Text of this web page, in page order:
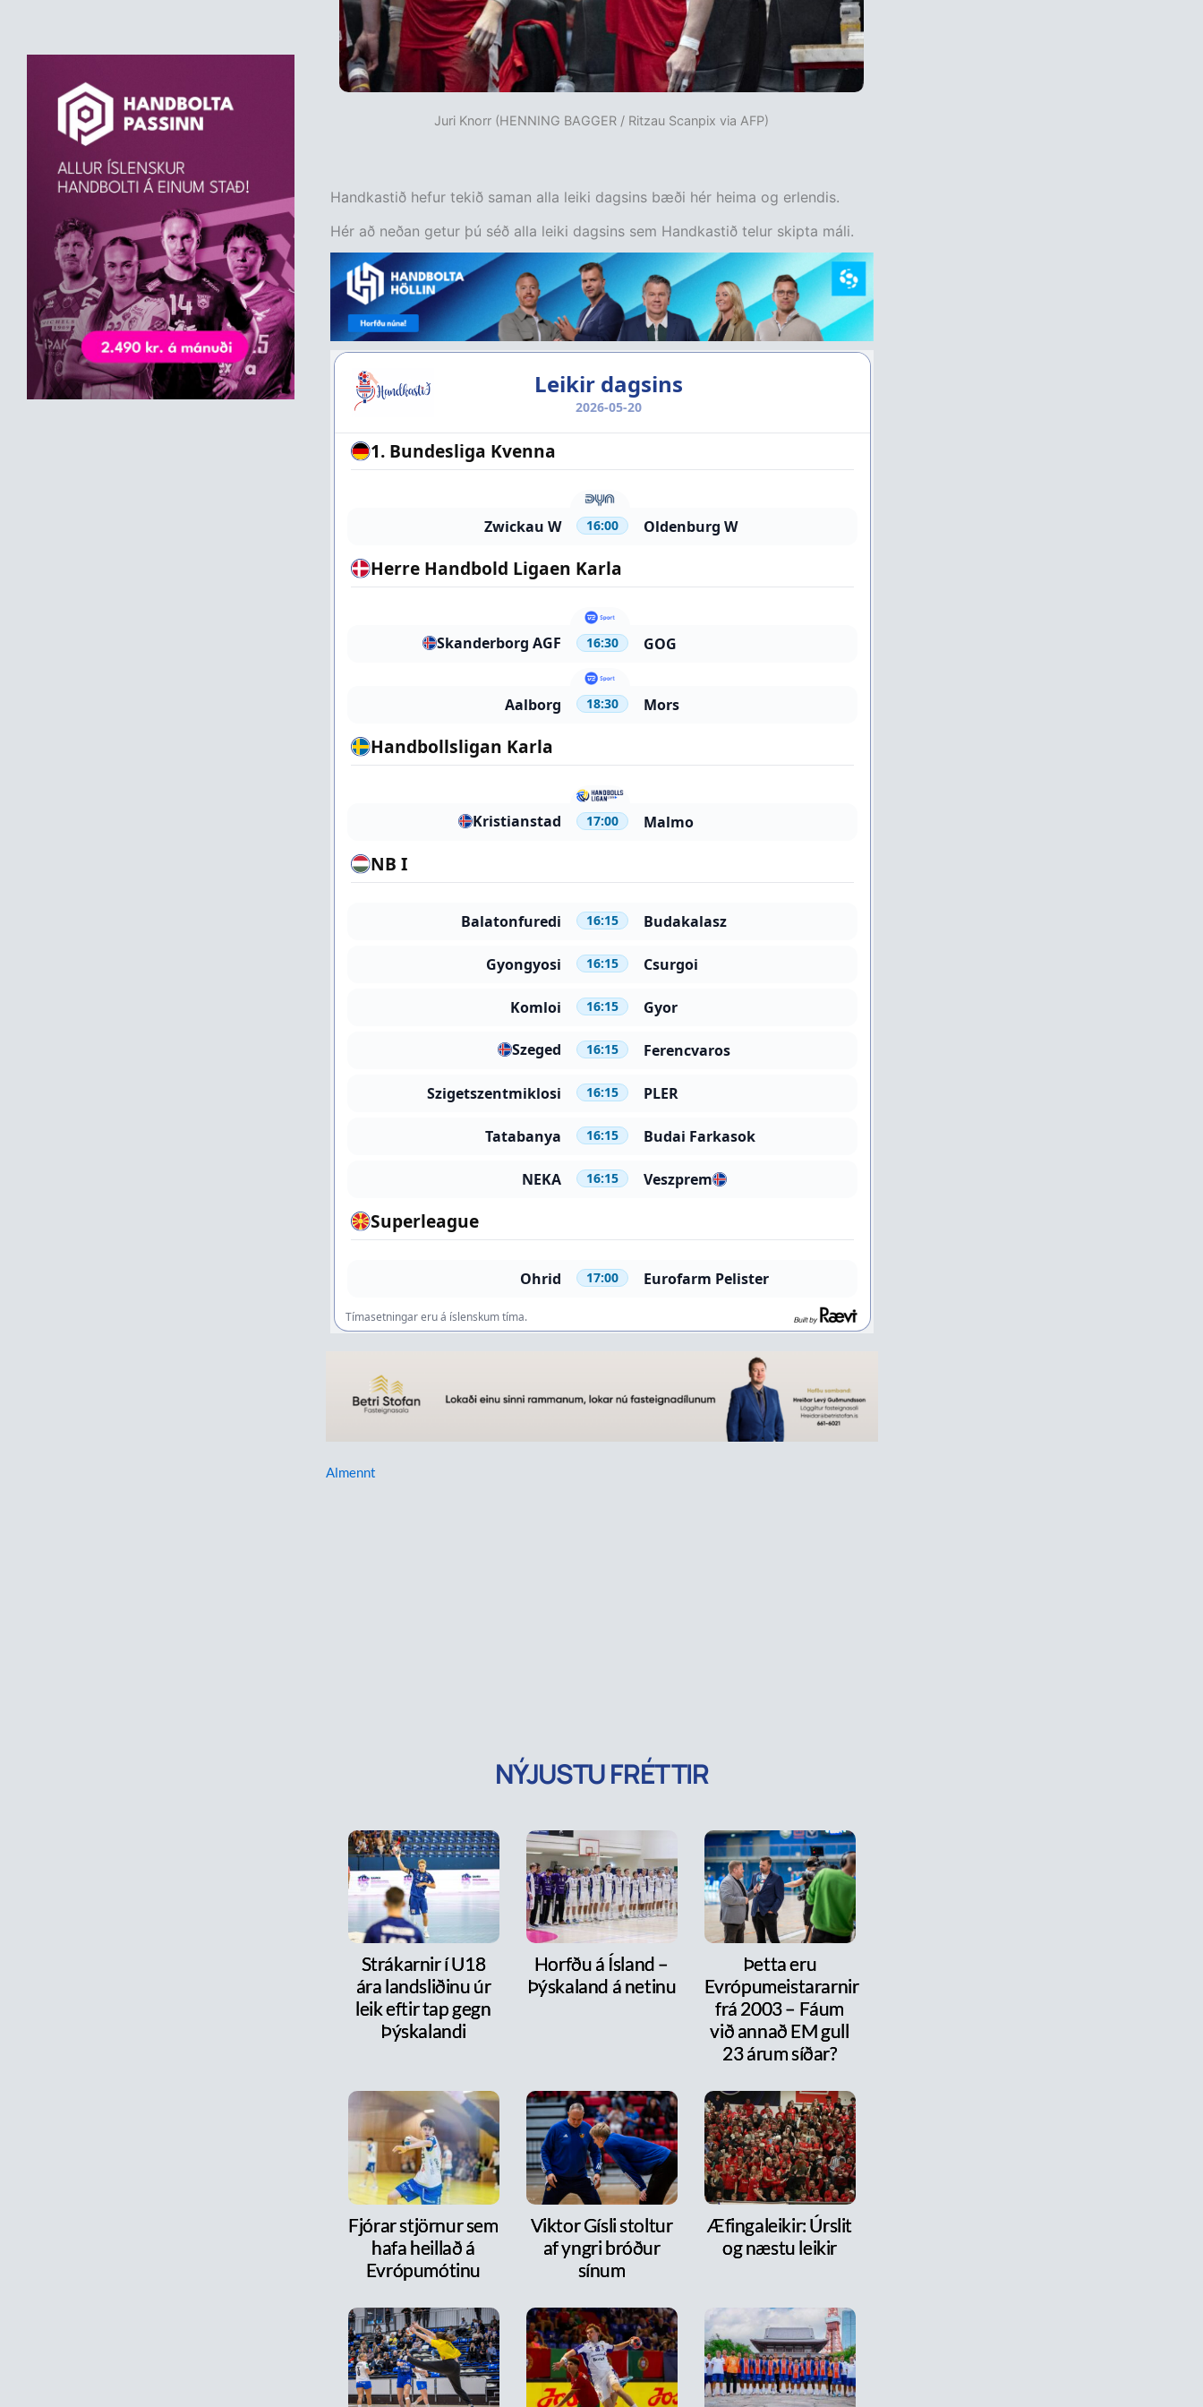
Juri Knorr (HENNING BAGGER / Ritzau Scanpix via AFP)
Handkastið hefur tekið saman alla leiki dagsins bæði hér heima og erlendis.
Hér að neðan getur þú séð alla leiki dagsins sem Handkastið telur skipta máli.
Almennt
NÝJUSTU FRÉTTIR
Strákarnir í U18
ára landsliðinu úr
leik eftir tap gegn
Þýskalandi
Horfðu á Ísland –
Þýskaland á netinu
Þetta eru
Evrópumeistararnir
frá 2003 – Fáum
við annað EM gull
23 árum síðar?
Fjórar stjörnur sem
hafa heillað á
Evrópumótinu
Viktor Gísli stoltur
af yngri bróður
sínum
Æfingaleikir: Úrslit
og næstu leikir